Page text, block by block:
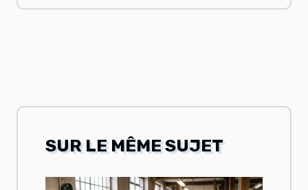
SUR LE MÊME SUJET